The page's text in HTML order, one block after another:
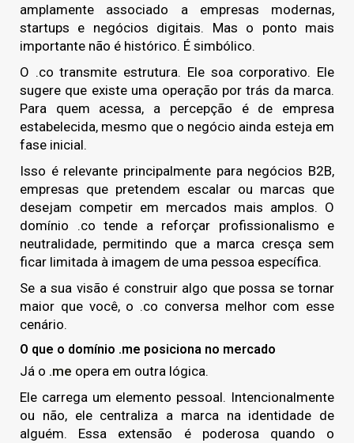
amplamente associado a empresas modernas,
startups e negócios digitais. Mas o ponto mais
importante não é histórico. É simbólico.
O .co transmite estrutura. Ele soa corporativo. Ele
sugere que existe uma operação por trás da marca.
Para quem acessa, a percepção é de empresa
estabelecida, mesmo que o negócio ainda esteja em
fase inicial.
Isso é relevante principalmente para negócios B2B,
empresas que pretendem escalar ou marcas que
desejam competir em mercados mais amplos. O
domínio .co tende a reforçar profissionalismo e
neutralidade, permitindo que a marca cresça sem
ficar limitada à imagem de uma pessoa específica.
Se a sua visão é construir algo que possa se tornar
maior que você, o .co conversa melhor com esse
cenário.
O que o domínio .me posiciona no mercado
Já o .me opera em outra lógica.
Ele carrega um elemento pessoal. Intencionalmente
ou não, ele centraliza a marca na identidade de
alguém. Essa extensão é poderosa quando o